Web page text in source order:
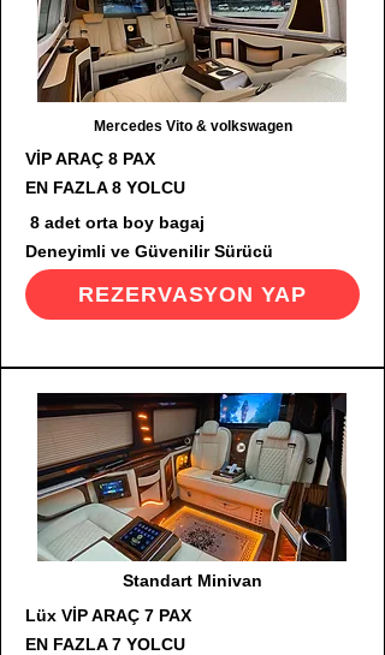
Mercedes Vito & volkswagen
VİP ARAÇ 8 PAX
EN FAZLA 8 YOLCU
8 adet orta boy bagaj
Deneyimli ve Güvenilir Sürücü
REZERVASYON YAP
Standart Minivan
Lüx VİP ARAÇ 7 PAX
EN FAZLA 7 YOLCU